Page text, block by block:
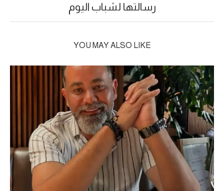
رسالتها لشباب اليوم
YOU MAY ALSO LIKE